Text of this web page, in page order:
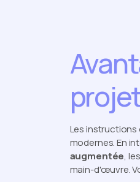
Les
modernes. En
augmentée,
main-d'œuvre.